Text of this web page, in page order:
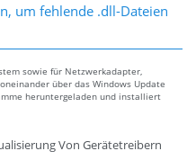
um fehlende .dll-Dateien
sowie für Netzwerkadapter,
über das Windows Update
heruntergeladen und installiert
Von Gerätetreibern